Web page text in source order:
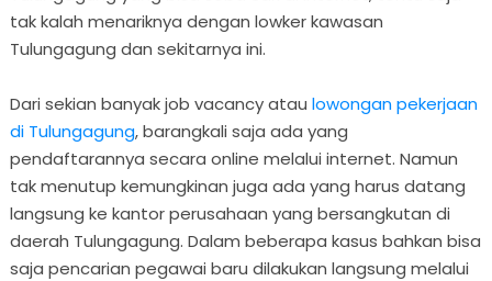
tak kalah menariknya dengan lowker kawasan
Tulungagung dan sekitarnya ini.
Dari sekian banyak job vacancy atau lowongan pekerjaan
di Tulungagung, barangkali saja ada yang
pendaftarannya secara online melalui internet. Namun
tak menutup kemungkinan juga ada yang harus datang
langsung ke kantor perusahaan yang bersangkutan di
daerah Tulungagung. Dalam beberapa kasus bahkan bisa
saja pencarian pegawai baru dilakukan langsung melalui